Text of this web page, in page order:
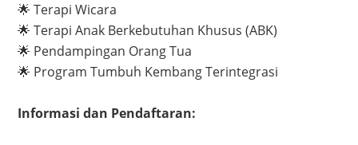
🌟 Terapi Wicara
🌟 Terapi Anak Berkebutuhan Khusus (ABK)
🌟 Pendampingan Orang Tua
🌟 Program Tumbuh Kembang Terintegrasi
Informasi dan Pendaftaran: